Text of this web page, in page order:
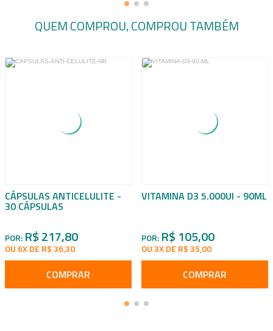
QUEM COMPROU, COMPROU TAMBÉM
CÁPSULAS ANTICELULITE -
30 CÁPSULAS
POR: R$ 217,80
OU 6X DE R$ 36,30
COMPRAR
VITAMINA D3 5.000UI - 90ML
POR: R$ 105,00
OU 3X DE R$ 35,00
COMPRAR